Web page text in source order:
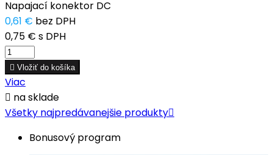
Napajací konektor DC
0,61 € bez DPH
0,75 € s DPH
 Vložiť do košíka
Viac
 na sklade
Všetky najpredávanejšie produkty
Bonusový program